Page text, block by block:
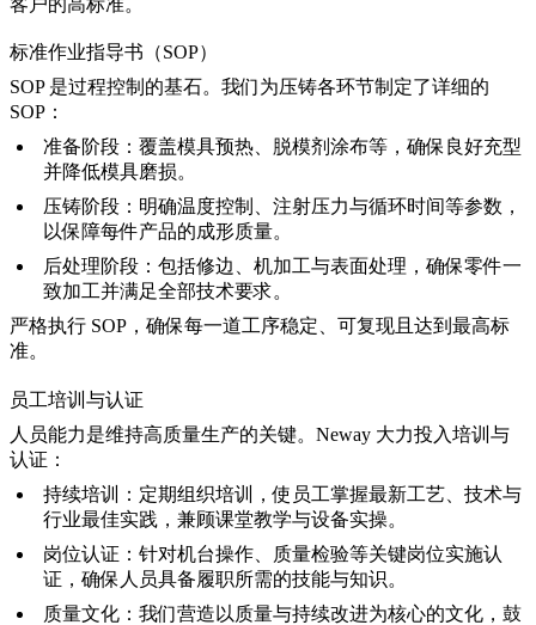
客户的高标准。
标准作业指导书（SOP）
SOP 是过程控制的基石。我们为压铸各环节制定了详细的
SOP：
准备阶段： 覆盖模具预热、脱模剂涂布等，确保良好充型
并降低模具磨损。
压铸阶段： 明确温度控制、注射压力与循环时间等参数，
以保障每件产品的成形质量。
后处理阶段： 包括修边、机加工与表面处理，确保零件一
致加工并满足全部技术要求。
严格执行 SOP，确保每一道工序稳定、可复现且达到最高标
准。
员工培训与认证
人员能力是维持高质量生产的关键。Neway 大力投入培训与
认证：
持续培训： 定期组织培训，使员工掌握最新工艺、技术与
行业最佳实践，兼顾课堂教学与设备实操。
岗位认证： 针对机台操作、质量检验等关键岗位实施认
证，确保人员具备履职所需的技能与知识。
质量文化： 我们营造以质量与持续改进为核心的文化，鼓